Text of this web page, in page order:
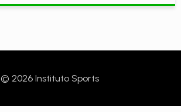
© 2026 Instituto Sports